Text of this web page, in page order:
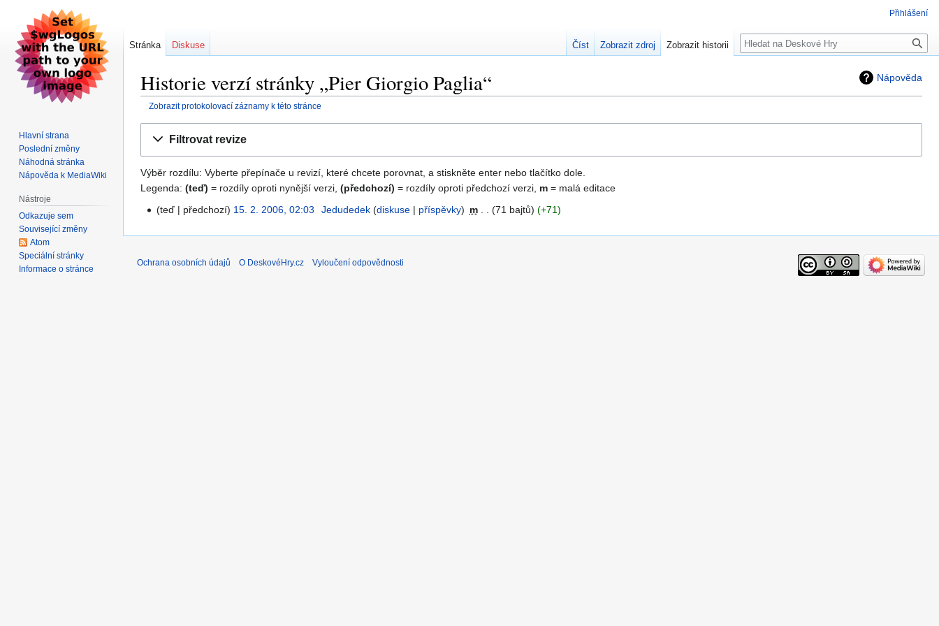
Nápověda
Historie verzí stránky „Pier Giorgio Paglia“
Zobrazit protokolovací záznamy k této stránce
Filtrovat revize
Výběr rozdílu: Vyberte přepínače u revizí, které chcete porovnat, a stiskněte enter nebo tlačítko dole.
Legenda: (teď) = rozdíly oproti nynější verzi, (předchozí) = rozdíly oproti předchozí verzi, m = malá editace
teď
předchozí 15. 2. 2006, 02:03 Jedudedek diskuse příspěvky m 71 bajtů +71
Přihlášení
Stránka Diskuse Číst Zobrazit zdroj Zobrazit historii Hledat
Hlavní strana
Poslední změny
Náhodná stránka
Nápověda k MediaWiki
Nástroje
Odkazuje sem
Související změny
Atom
Speciální stránky
Informace o stránce
Ochrana osobních údajů O DeskovéHry.cz Vyloučení odpovědnosti